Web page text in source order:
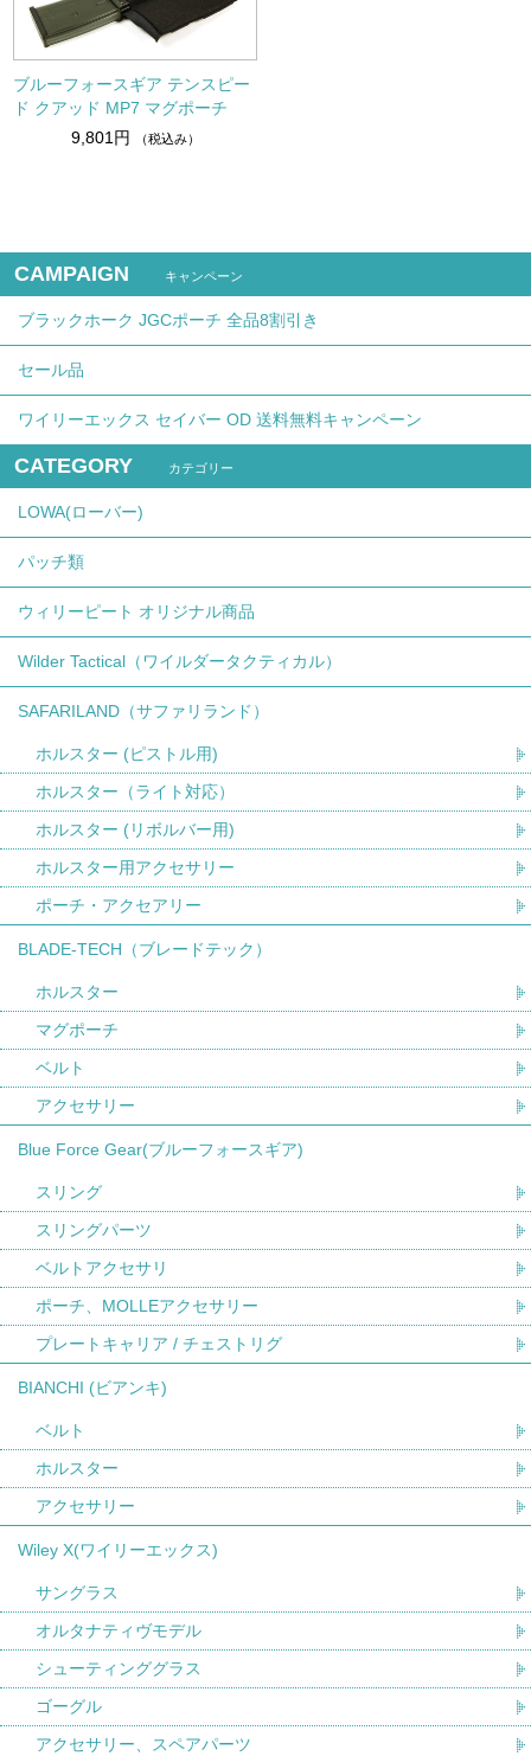
ブルーフォースギア テンスピー
ド クアッド MP7 マグポーチ
9,801円
（税込み）
CAMPAIGN キャンペーン
ブラックホーク JGCポーチ 全品8割引き
セール品
ワイリーエックス セイバー OD 送料無料キャンペーン
CATEGORY カテゴリー
LOWA(ローバー)
パッチ類
ウィリーピート オリジナル商品
Wilder Tactical（ワイルダータクティカル）
SAFARILAND（サファリランド）
ホルスター (ピストル用)
ホルスター（ライト対応）
ホルスター (リボルバー用)
ホルスター用アクセサリー
ポーチ・アクセアリー
BLADE-TECH（ブレードテック）
ホルスター
マグポーチ
ベルト
アクセサリー
Blue Force Gear(ブルーフォースギア)
スリング
スリングパーツ
ベルトアクセサリ
ポーチ、MOLLEアクセサリー
プレートキャリア / チェストリグ
BIANCHI (ビアンキ)
ベルト
ホルスター
アクセサリー
Wiley X(ワイリーエックス)
サングラス
オルタナティヴモデル
シューティンググラス
ゴーグル
アクセサリー、スペアパーツ